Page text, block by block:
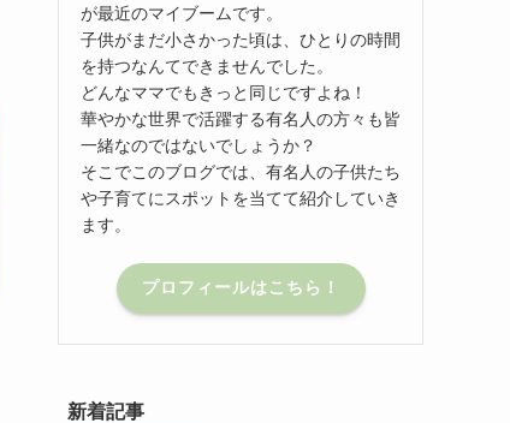
が最近のマイブームです。
子供がまだ小さかった頃は、ひとりの時間
を持つなんてできませんでした。
どんなママでもきっと同じですよね！
華やかな世界で活躍する有名人の方々も皆
一緒なのではないでしょうか？
そこでこのブログでは、有名人の子供たち
や子育てにスポットを当てて紹介していき
ます。
プロフィールはこちら！
新着記事